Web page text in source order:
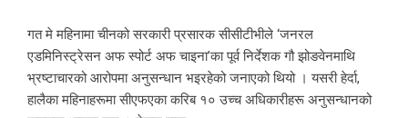
गत मे महिनामा चीनको सरकारी प्रसारक सीसीटीभीले ‘जनरल
एडमिनिस्ट्रेसन अफ स्पोर्ट अफ चाइना’का पूर्व निर्देशक गौ झोङवेनमाथि
भ्रष्टाचारको आरोपमा अनुसन्धान भइरहेको जनाएको थियो । यसरी हेर्दा,
हालैका महिनाहरूमा सीएफएका करिब १० उच्च अधिकारीहरू अनुसन्धानको